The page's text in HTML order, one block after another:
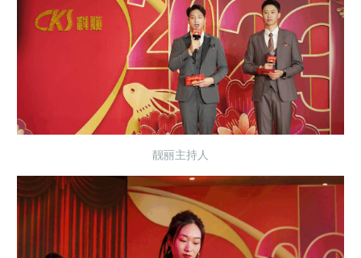
靓丽主持人